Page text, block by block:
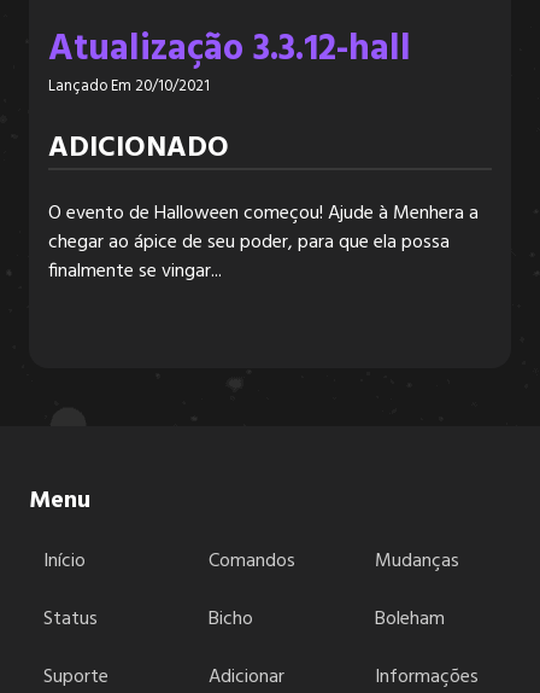
6.4.0
6.3.3
6.3.2
6.2.6
6.2.4
Atualização 3.3.12-hall
Lançado Em 20/10/2021
ADICIONADO
O evento de Halloween começou! Ajude à Menhera a
chegar ao ápice de seu poder, para que ela possa
finalmente se vingar...
Menu
Início Comandos
Mudanças
Status
Bicho
Boleham
Suporte
Adicionar
Informações